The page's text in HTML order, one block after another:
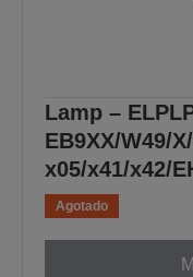
Lamp –
EB9XX/W49/
x05/x41/x42/
Agotado